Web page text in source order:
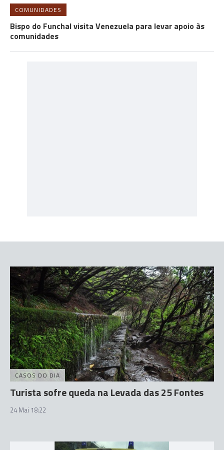
COMUNIDADES
Bispo do Funchal visita Venezuela para levar apoio às
comunidades
CASOS DO DIA
Turista sofre queda na Levada das 25 Fontes
24 Mai 18:22